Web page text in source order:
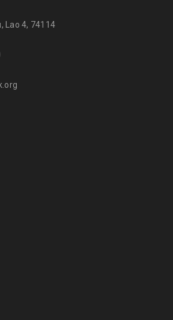
Lao 4, 74114